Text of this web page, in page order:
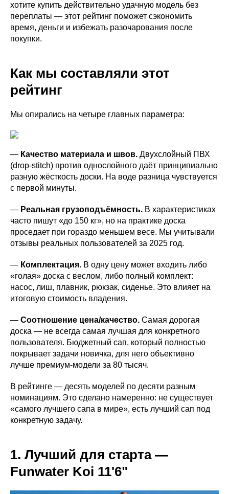
хотите купить действительно удачную модель без
переплаты — этот рейтинг поможет сэкономить
время, деньги и избежать разочарования после
покупки.
Как мы составляли этот
рейтинг
Мы опирались на четыре главных параметра:
— Качество материала и швов. Двухслойный ПВХ
(drop-stitch) против однослойного даёт принципиально
разную жёсткость доски. На воде разница чувствуется
с первой минуты.
— Реальная грузоподъёмность. В характеристиках
часто пишут «до 150 кг», но на практике доска
проседает при гораздо меньшем весе. Мы учитывали
отзывы реальных пользователей за 2025 год.
— Комплектация. В одну цену может входить либо
«голая» доска с веслом, либо полный комплект:
насос, лиш, плавник, рюкзак, сиденье. Это влияет на
итоговую стоимость владения.
— Соотношение цена/качество. Самая дорогая
доска — не всегда самая лучшая для конкретного
пользователя. Бюджетный сап, который полностью
покрывает задачи новичка, для него объективно
лучше премиум-модели за 80 тысяч.
В рейтинге — десять моделей по десяти разным
номинациям. Это сделано намеренно: не существует
«самого лучшего сапа в мире», есть лучший сап под
конкретную задачу.
1. Лучший для старта —
Funwater Koi 11'6"